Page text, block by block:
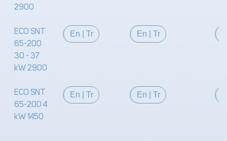
2900
ECO SNT
65-200
30 - 37
kW 2900
En Tr En Tr
ECO SNT
65-200 4
kW 1450
En Tr En Tr